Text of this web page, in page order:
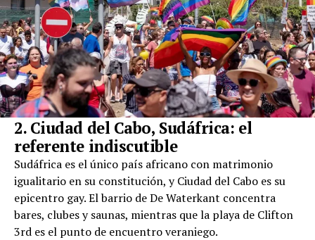
2. Ciudad del Cabo, Sudáfrica: el
referente indiscutible
Sudáfrica es el único país africano con matrimonio
igualitario en su constitución, y Ciudad del Cabo es su
epicentro gay. El barrio de De Waterkant concentra
bares, clubes y saunas, mientras que la playa de Clifton
3rd es el punto de encuentro veraniego.